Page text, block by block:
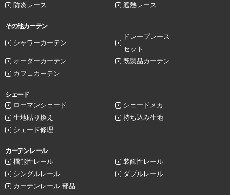
防炎レース
遮熱レース
その他カーテン
シャワーカーテン
ドレープレース
セット
オーダーカーテン
既製品カーテン
カフェカーテン
シェード
ローマンシェード
シェードメカ
生地貼り換え
持ち込み生地
シェード修理
カーテンレール
機能性レール
装飾性レール
シングルレール
ダブルレール
カーテンレール 部品